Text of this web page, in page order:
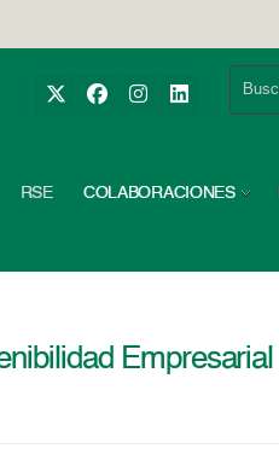
RSE COLABORACIONES
Empresarial